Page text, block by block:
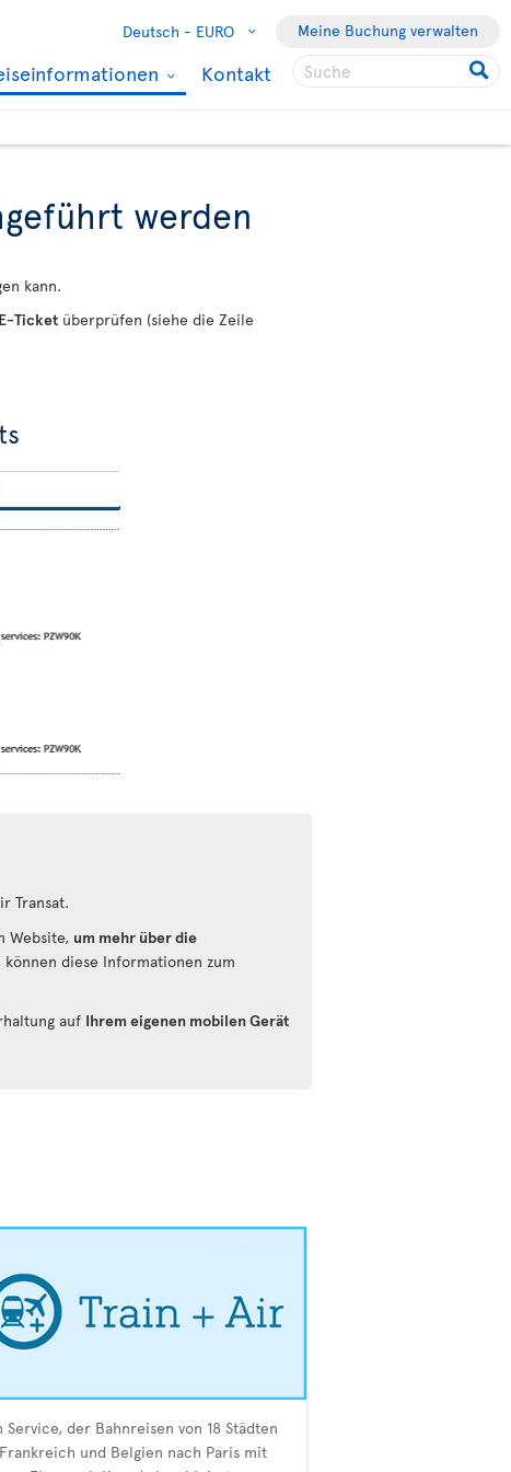
Deutsch - EURO Meine Buchung verwalten
Kontakt
werden
kann.
E-Ticket überprüfen (siehe die Zeile
Transat.
Website, um mehr über die
diese Informationen zum
auf Ihrem eigenen mobilen Gerät
Service, der Bahnreisen von 18 Städten
und Belgien nach Paris mit